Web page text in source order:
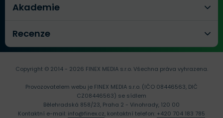
Akademie
Recenze
Copyright © 2014 - 2026 FINEX MEDIA s.r.o.Všechna práva vyhrazena.
Provozovatelem webu je FINEX MEDIA s.r.o. (IČO 08446563, DIČ
CZ08446563) se sídlem
Bělehradská 858/23, Praha 2 - Vinohrady, 120 00
Kontaktní e-mail: info@finex.cz, kontaktní telefon: +420 704 183 785